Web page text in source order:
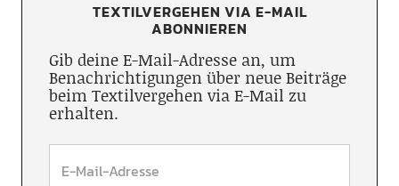
TEXTILVERGEHEN VIA E-MAIL
ABONNIEREN
Gib deine E-Mail-Adresse an, um
Benachrichtigungen über neue Beiträge
beim Textilvergehen via E-Mail zu
erhalten.